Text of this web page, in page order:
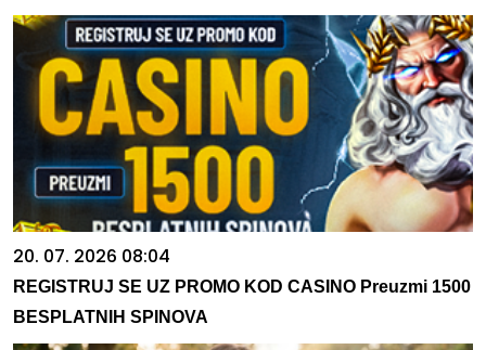
20. 07. 2026 08:04
REGISTRUJ SE UZ PROMO KOD CASINO Preuzmi 1500
BESPLATNIH SPINOVA